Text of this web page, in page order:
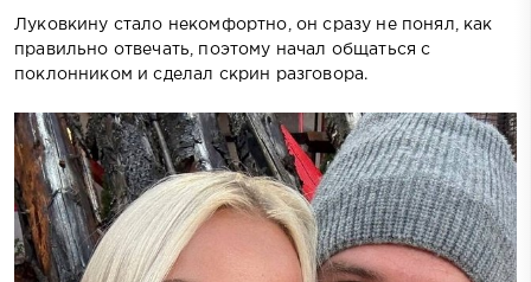
Луковкину стало некомфортно, он сразу не понял, как
правильно отвечать, поэтому начал общаться с
поклонником и сделал скрин разговора.